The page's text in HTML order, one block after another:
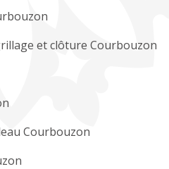
et clôture Courbouzon
Courbouzon